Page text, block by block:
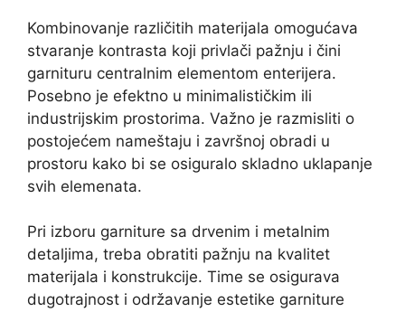
Kombinovanje različitih materijala omogućava
stvaranje kontrasta koji privlači pažnju i čini
garnituru centralnim elementom enterijera.
Posebno je efektno u minimalističkim ili
industrijskim prostorima. Važno je razmisliti o
postojećem nameštaju i završnoj obradi u
prostoru kako bi se osiguralo skladno uklapanje
svih elemenata.
Pri izboru garniture sa drvenim i metalnim
detaljima, treba obratiti pažnju na kvalitet
materijala i konstrukcije. Time se osigurava
dugotrajnost i održavanje estetike garniture